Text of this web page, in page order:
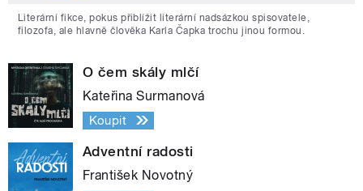
Literární fikce, pokus přiblížit literární nadsázkou spisovatele,
filozofa, ale hlavně člověka Karla Čapka trochu jinou formou.
O čem skály mlčí
Kateřina Surmanová
Koupit
Adventní radosti
František Novotný